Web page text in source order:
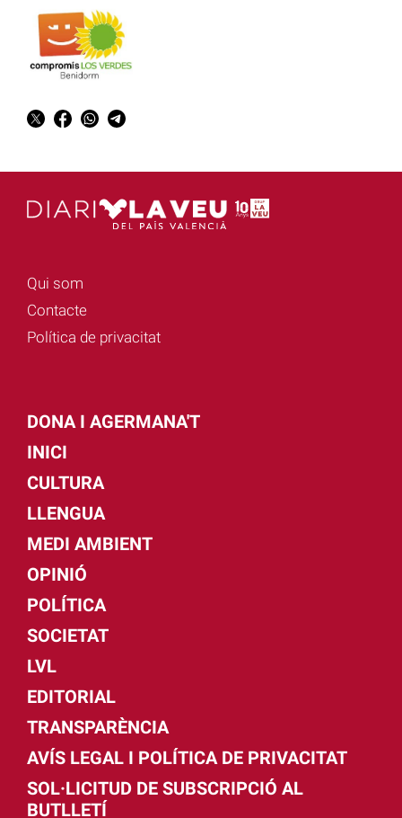
Qui som
Contacte
Política de privacitat
DONA I AGERMANA'T
INICI
CULTURA
LLENGUA
MEDI AMBIENT
OPINIÓ
POLÍTICA
SOCIETAT
LVL
EDITORIAL
TRANSPARÈNCIA
AVÍS LEGAL I POLÍTICA DE PRIVACITAT
SOL·LICITUD DE SUBSCRIPCIÓ AL
BUTLLETÍ